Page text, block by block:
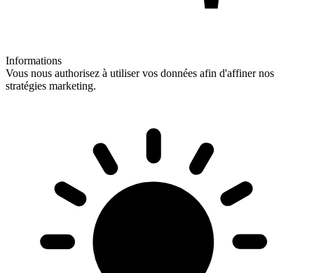
Informations
Vous nous authorisez à utiliser vos données afin d'affiner nos
stratégies marketing.